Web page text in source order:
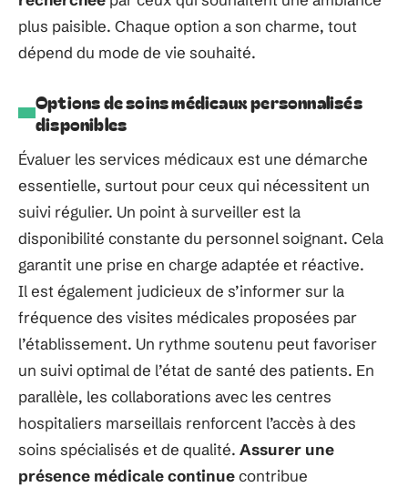
plus paisible. Chaque option a son charme, tout
dépend du mode de vie souhaité.
Options de soins médicaux personnalisés
disponibles
Évaluer les services médicaux est une démarche
essentielle, surtout pour ceux qui nécessitent un
suivi régulier. Un point à surveiller est la
disponibilité constante du personnel soignant. Cela
garantit une prise en charge adaptée et réactive.
Il est également judicieux de s’informer sur la
fréquence des visites médicales proposées par
l’établissement. Un rythme soutenu peut favoriser
un suivi optimal de l’état de santé des patients. En
parallèle, les collaborations avec les centres
hospitaliers marseillais renforcent l’accès à des
soins spécialisés et de qualité. Assurer une
présence médicale continuecontribue